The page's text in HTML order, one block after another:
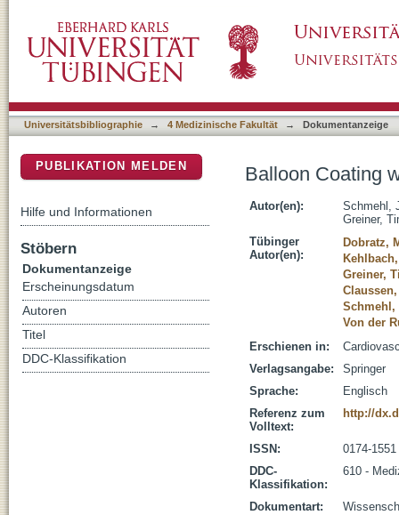
Universitätsbibliographie → 4 Medizinische Fakultät → Dokumentanzeige
Balloon Coating
Autor(en):
Schmehl,
Greiner,
Tübinger
Autor(en):
Dobratz,
Greiner,
Schmehl,
Von der
Erschienen in:
Verlagsangabe:
Springer
Sprache:
Englisch
Referenz zum
Volltext:
http://
ISSN:
0174-1551
DDC-
Klassifikation:
610 -
Dokumentart:
PUBLIKATION MELDEN
Hilfe und Informationen
Stöbern
Dokumentanzeige
Erscheinungsdatum
Autoren
Titel
DDC-Klassifikation